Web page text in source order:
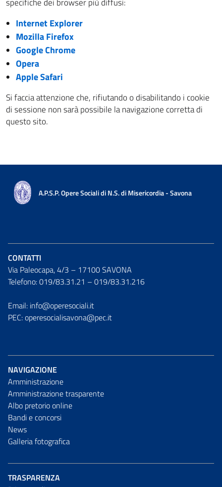
Internet Explorer
Mozilla Firefox
Google Chrome
Opera
Apple Safari
Si faccia attenzione che, rifiutando o disabilitando i cookie
di sessione non sarà possibile la navigazione corretta di
questo sito.
A.P.S.P. Opere Sociali di N.S. di Misericordia - Savona
CONTATTI
Via Paleocapa, 4/3 – 17100 SAVONA
Telefono: 019/83.31.21 – 019/83.31.216
Email: info@operesociali.it
PEC: operesocialisavona@pec.it
NAVIGAZIONE
Amministrazione
Amministrazione trasparente
Albo pretorio online
Bandi e concorsi
News
Galleria fotografica
TRASPARENZA